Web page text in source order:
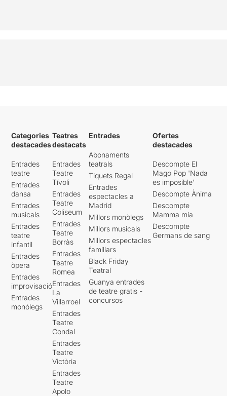
Categories
destacades
Entrades
teatre
Entrades
dansa
Entrades
musicals
Entrades
teatre
infantil
Entrades
òpera
Entrades
improvisació
Entrades
monòlegs
Teatres
destacats
Entrades
Teatre
Tívoli
Entrades
Teatre
Coliseum
Entrades
Teatre
Borràs
Entrades
Teatre
Romea
Entrades
La
Villarroel
Entrades
Teatre
Condal
Entrades
Teatre
Victòria
Entrades
Teatre
Apolo
Entrades
Abonaments
teatrals
Tiquets Regal
Entrades
espectacles a
Madrid
Millors monòlegs
Millors musicals
Millors espectacles
familiars
Black Friday
Teatral
Guanya entrades
de teatre gratis -
concursos
Ofertes
destacades
Descompte El
Mago Pop 'Nada
es imposible'
Descompte Ànima
Descompte
Mamma mia
Descompte
Germans de sang